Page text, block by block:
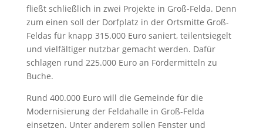
fließt schließlich in zwei Projekte in Groß-Felda. Denn
zum einen soll der Dorfplatz in der Ortsmitte Groß-
Feldas für knapp 315.000 Euro saniert, teilentsiegelt
und vielfältiger nutzbar gemacht werden. Dafür
schlagen rund 225.000 Euro an Fördermitteln zu
Buche.
Rund 400.000 Euro will die Gemeinde für die
Modernisierung der Feldahalle in Groß-Felda
einsetzen. Unter anderem sollen Fenster und